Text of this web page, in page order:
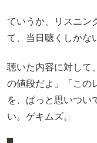
ていうか、リスニン
て、当日聴くしかな
聴いた内容に対して
の値段だよ」「この
を、ぱっと思いつい
い。ゲキムズ。